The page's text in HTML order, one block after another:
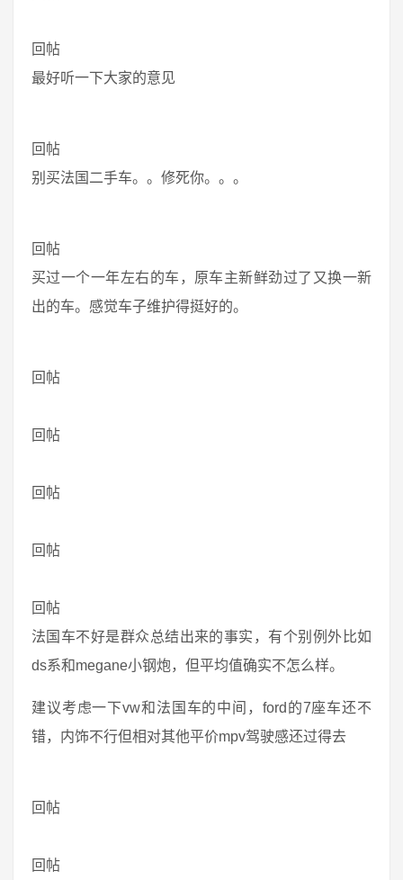
回帖
最好听一下大家的意见
回帖
别买法国二手车。。修死你。。。
回帖
买过一个一年左右的车，原车主新鲜劲过了又换一新
出的车。感觉车子维护得挺好的。
回帖
回帖
回帖
回帖
回帖
法国车不好是群众总结出来的事实，有个别例外比如
ds系和megane小钢炮，但平均值确实不怎么样。
建议考虑一下vw和法国车的中间，ford的7座车还不
错，内饰不行但相对其他平价mpv驾驶感还过得去
回帖
回帖